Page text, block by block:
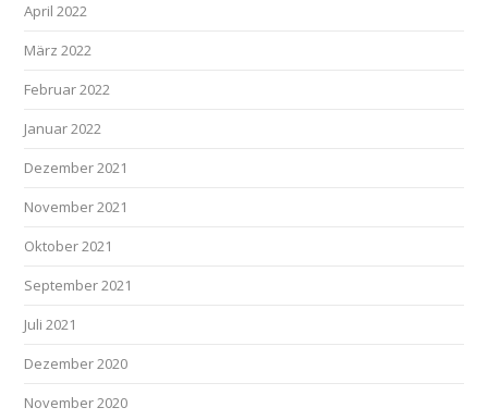
April 2022
März 2022
Februar 2022
Januar 2022
Dezember 2021
November 2021
Oktober 2021
September 2021
Juli 2021
Dezember 2020
November 2020